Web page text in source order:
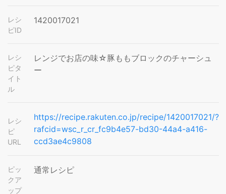
レシ
ピID
1420017021
レシ
ピタ
イト
ル
レンジでお店の味☆豚ももブロックのチャーシュ
ー
レシ
ピ
URL
https://recipe.rakuten.co.jp/recipe/1420017021/?
rafcid=wsc_r_cr_fc9b4e57-bd30-44a4-a416-
ccd3ae4c9808
ピッ
クア
ップ
通常レシピ